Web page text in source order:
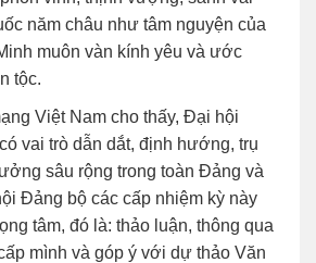
năm châu như tâm nguyện của
muôn vàn kính yêu và ước
tộc.
Việt Nam cho thấy, Đại hội
vai trò dẫn dắt, định hướng, trụ
sâu rộng trong toàn Đảng và
Đảng bộ các cấp nhiệm kỳ này
tâm, đó là: thảo luận, thông qua
mình và góp ý với dự thảo Văn